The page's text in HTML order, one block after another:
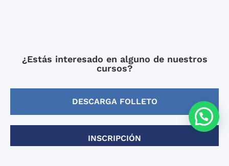
¿Estás interesado en alguno de nuestros
cursos?
DESCARGA FOLLETO
INSCRIPCIÓN